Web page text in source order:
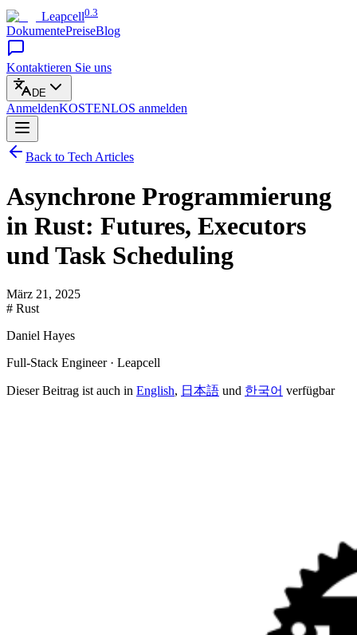
Leapcell0.3
DokumentePreiseBlog
Kontaktieren Sie uns
DE
AnmeldenKOSTENLOS anmelden
Back to Tech Articles
Asynchrone Programmierung
in Rust: Futures, Executors
und Task Scheduling
März 21, 2025
# Rust
Daniel Hayes
Full-Stack Engineer · Leapcell
Dieser Beitrag ist auch in English, 日本語 und 한국어 verfügbar